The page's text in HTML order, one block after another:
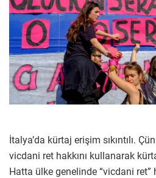
İtalya’da kürtaj erişim sıkıntılı.
vicdani ret hakkını kullanarak
Hatta ülke genelinde “vicdani